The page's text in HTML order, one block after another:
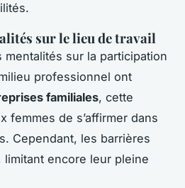
sur le lieu de travail
sur la participation
professionnel ont
familiales, cette
femmes de s’affirmer dans
Cependant, les barrières
encore leur pleine